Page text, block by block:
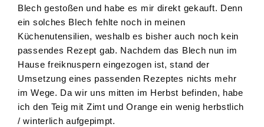
Blech gestoßen und habe es mir direkt gekauft. Denn
ein solches Blech fehlte noch in meinen
Küchenutensilien, weshalb es bisher auch noch kein
passendes Rezept gab. Nachdem das Blech nun im
Hause freiknuspern eingezogen ist, stand der
Umsetzung eines passenden Rezeptes nichts mehr
im Wege. Da wir uns mitten im Herbst befinden, habe
ich den Teig mit Zimt und Orange ein wenig herbstlich
/ winterlich aufgepimpt.